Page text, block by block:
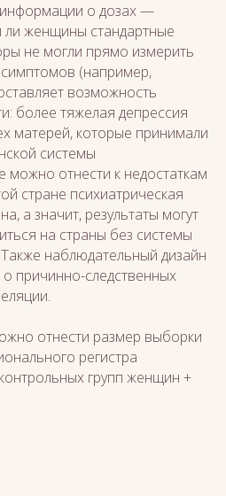
о дозах —
ли женщины стандартные
не могли прямо измерить
(например,
возможность
более тяжелая депрессия
матерей, которые принимали
системы
можно отнести к недостаткам
стране психиатрическая
а значит, результаты могут
на страны без системы
наблюдательный дизайн
причинно-следственных
отнести размер выборки
регистра
групп женщин +